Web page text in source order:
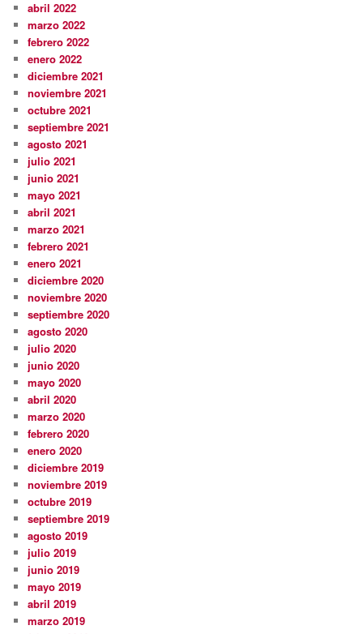
abril 2022
marzo 2022
febrero 2022
enero 2022
diciembre 2021
noviembre 2021
octubre 2021
septiembre 2021
agosto 2021
julio 2021
junio 2021
mayo 2021
abril 2021
marzo 2021
febrero 2021
enero 2021
diciembre 2020
noviembre 2020
septiembre 2020
agosto 2020
julio 2020
junio 2020
mayo 2020
abril 2020
marzo 2020
febrero 2020
enero 2020
diciembre 2019
noviembre 2019
octubre 2019
septiembre 2019
agosto 2019
julio 2019
junio 2019
mayo 2019
abril 2019
marzo 2019